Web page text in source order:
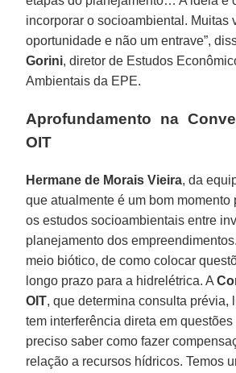
incorporar o socioambiental. Muitas
oportunidade e não um entrave”,
Gorini, diretor de Estudos
Ambientais da EPE.
Aprofundamento na
OIT
Hermane de Morais Vieira, da
que atualmente é um bom momento
os estudos socioambientais entre
planejamento dos
meio biótico, de como colocar
longo prazo para a hidrelétrica. A
OIT, que determina consulta prévia,
tem interferência direta em
preciso saber como fazer
relação a recursos hídricos. Temos